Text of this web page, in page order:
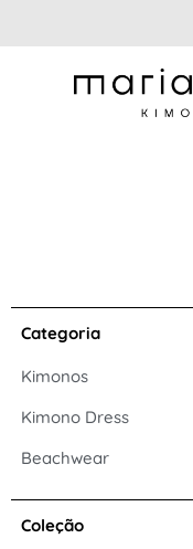
Categoria
Kimonos
Kimono Dress
Beachwear
Coleção